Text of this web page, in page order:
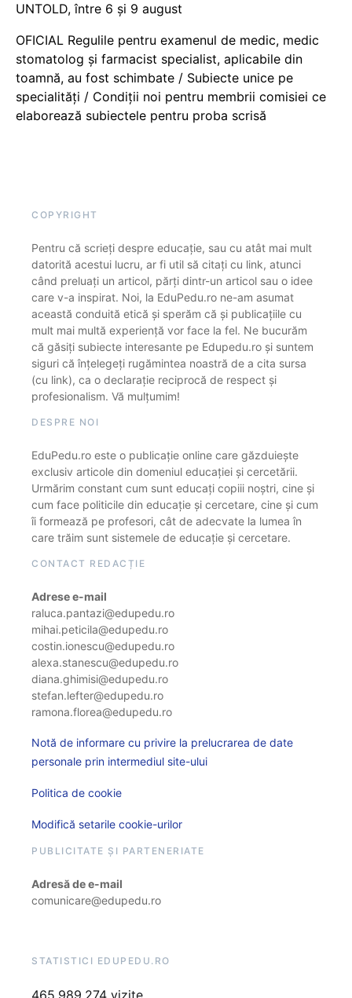
UNTOLD, între 6 și 9 august
OFICIAL Regulile pentru examenul de medic, medic
stomatolog și farmacist specialist, aplicabile din
toamnă, au fost schimbate / Subiecte unice pe
specialități / Condiții noi pentru membrii comisiei ce
elaborează subiectele pentru proba scrisă
COPYRIGHT
Pentru că scrieți despre educație, sau cu atât mai mult
datorită acestui lucru, ar fi util să citați cu link, atunci
când preluați un articol, părți dintr-un articol sau o idee
care v-a inspirat. Noi, la EduPedu.ro ne-am asumat
această conduită etică și sperăm că și publicațiile cu
mult mai multă experiență vor face la fel. Ne bucurăm
că găsiți subiecte interesante pe Edupedu.ro și suntem
siguri că înțelegeți rugămintea noastră de a cita sursa
(cu link), ca o declarație reciprocă de respect și
profesionalism. Vă mulțumim!
DESPRE NOI
EduPedu.ro este o publicație online care găzduiește
exclusiv articole din domeniul educației și cercetării.
Urmărim constant cum sunt educați copiii noștri, cine și
cum face politicile din educație și cercetare, cine și cum
îi formează pe profesori, cât de adecvate la lumea în
care trăim sunt sistemele de educație și cercetare.
CONTACT REDACȚIE
Adrese e-mail
raluca.pantazi@edupedu.ro
mihai.peticila@edupedu.ro
costin.ionescu@edupedu.ro
alexa.stanescu@edupedu.ro
diana.ghimisi@edupedu.ro
stefan.lefter@edupedu.ro
ramona.florea@edupedu.ro
Notă de informare cu privire la prelucrarea de date
personale prin intermediul site-ului
Politica de cookie
Modifică setarile cookie-urilor
PUBLICITATE ȘI PARTENERIATE
Adresă de e-mail
comunicare@edupedu.ro
STATISTICI EDUPEDU.RO